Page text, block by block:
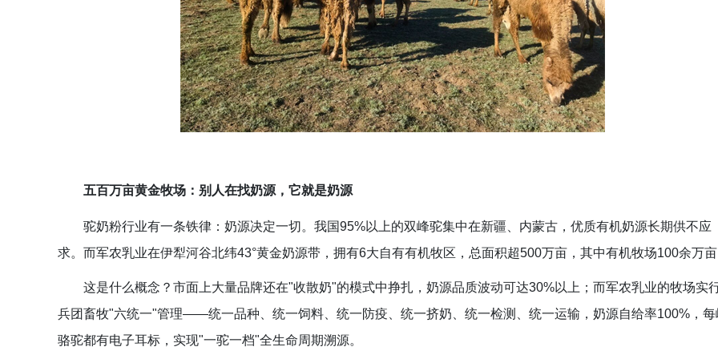
五百万亩黄金牧场：别人在找奶源，它就是奶源
驼奶粉行业有一条铁律：奶源决定一切。我国95%以上的双峰驼集中在新疆、内蒙古，优质有机奶源长期供不应
求。而军农乳业在伊犁河谷北纬43°黄金奶源带，拥有6大自有有机牧区，总面积超500万亩，其中有机牧场100余万亩
这是什么概念？市面上大量品牌还在"收散奶"的模式中挣扎，奶源品质波动可达30%以上；而军农乳业的牧场实
兵团畜牧"六统一"管理——统一品种、统一饲料、统一防疫、统一挤奶、统一检测、统一运输，奶源自给率100%，每
骆驼都有电子耳标，实现"一驼一档"全生命周期溯源。